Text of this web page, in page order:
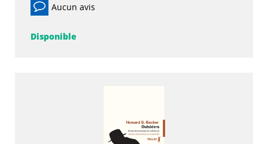
Aucun avis
Disponible